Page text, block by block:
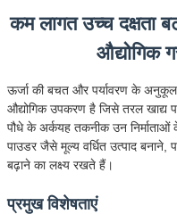
कम लागत उच्च दक्षता
औद्योगिक
ऊर्जा की बचत और पर्यावरण के अनुकूल
औद्योगिक उपकरण है जिसे तरल
पौधे के अर्कयह तकनीक उन
पाउडर जैसे मूल्य वर्धित उत्पाद
बढ़ाने का लक्ष्य रखते हैं।
प्रमुख विशेषताएं